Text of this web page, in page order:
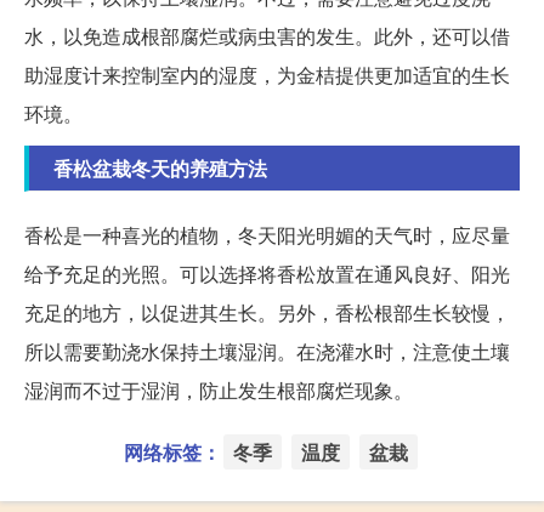
水，以免造成根部腐烂或病虫害的发生。此外，还可以借
助湿度计来控制室内的湿度，为金桔提供更加适宜的生长
环境。
香松盆栽冬天的养殖方法
香松是一种喜光的植物，冬天阳光明媚的天气时，应尽量
给予充足的光照。可以选择将香松放置在通风良好、阳光
充足的地方，以促进其生长。另外，香松根部生长较慢，
所以需要勤浇水保持土壤湿润。在浇灌水时，注意使土壤
湿润而不过于湿润，防止发生根部腐烂现象。
网络标签： 冬季 温度 盆栽